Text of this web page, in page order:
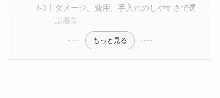
ダメージ、費用、手入れのしやすさで選
ぶ基準
もっと見る